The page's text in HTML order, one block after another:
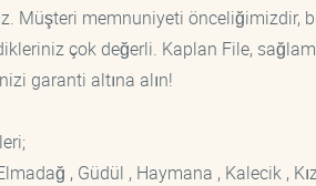
Müşteri memnuniyeti önceliğimizdir,
çok değerli. Kaplan File,
garanti altına alın!
, Güdül , Haymana , Kalecik ,